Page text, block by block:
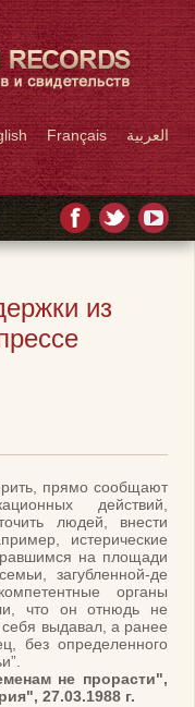
Français العربية
из
прямо сообщают
действий,
людей, внести
истерические
на площади
загубленной-де
органы
что он отнюдь не
выдавал, а ранее
без определенного
не прорасти",
27.03.1988 г.